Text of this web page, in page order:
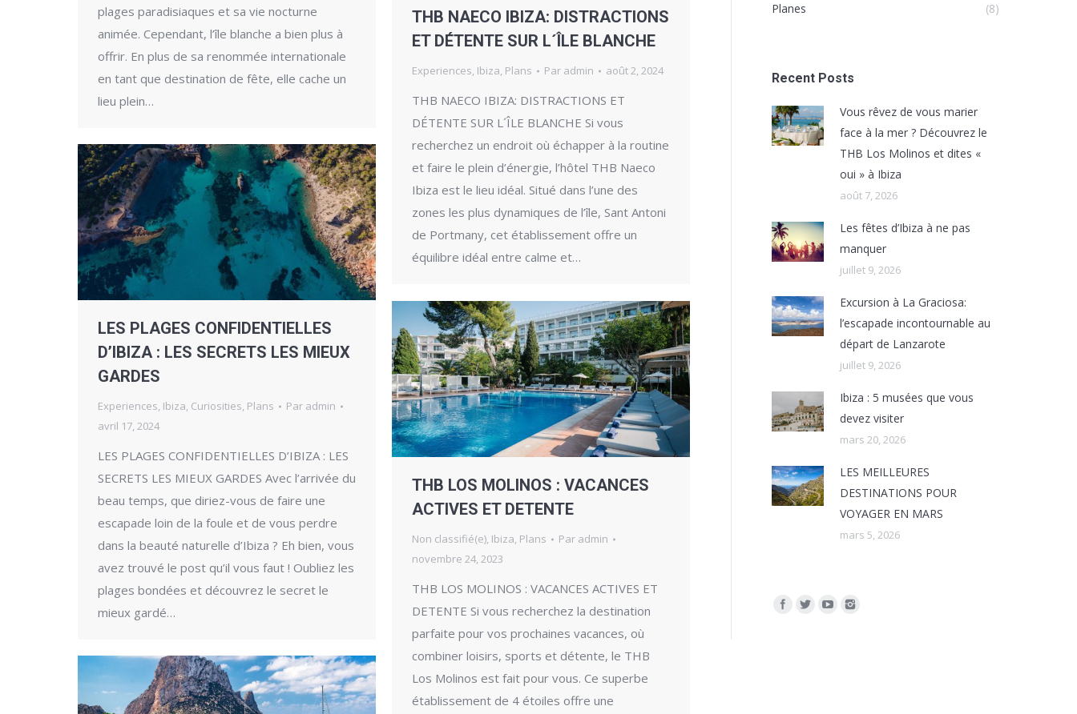
plages paradisiaques et sa vie nocturne
animée. Cependant, l’île blanche a bien plus à
offrir. En plus de sa renommée internationale
en tant que destination de fête, elle cache un
lieu plein…
THB NAECO IBIZA: DISTRACTIONS
ET DÉTENTE SUR L´ÎLE BLANCHE
Experiences, Ibiza, Plans Par admin août 2, 2024
THB NAECO IBIZA: DISTRACTIONS ET
DÉTENTE SUR L´ÎLE BLANCHE Si vous
recherchez un endroit où échapper à la routine
et faire le plein d’énergie, l’hôtel THB Naeco
Ibiza est le lieu idéal. Situé dans l’une des
zones les plus dynamiques de l’île, Sant Antoni
de Portmany, cet établissement offre un
équilibre idéal entre calme et…
LES PLAGES CONFIDENTIELLES
D’IBIZA : LES SECRETS LES MIEUX
GARDES
Experiences, Ibiza, Curiosities, Plans Par admin
avril 17, 2024
LES PLAGES CONFIDENTIELLES D’IBIZA : LES
SECRETS LES MIEUX GARDES Avec l’arrivée du
beau temps, que diriez-vous de faire une
escapade loin de la foule et de vous perdre
dans la beauté naturelle d’Ibiza ? Eh bien, vous
avez trouvé le post qu’il vous faut ! Oubliez les
plages bondées et découvrez le secret le
mieux gardé…
THB LOS MOLINOS : VACANCES
ACTIVES ET DETENTE
Non classifié(e), Ibiza, Plans Par admin
novembre 24, 2023
THB LOS MOLINOS : VACANCES ACTIVES ET
DETENTE Si vous recherchez la destination
parfaite pour vos prochaines vacances, où
combiner loisirs, sports et détente, le THB
Los Molinos est fait pour vous. Ce superbe
établissement de 4 étoiles offre une
Planes
(8)
Recent Posts
Vous rêvez de vous marier
face à la mer ? Découvrez le
THB Los Molinos et dites «
oui » à Ibiza
août 7, 2026
Les fêtes d’Ibiza à ne pas
manquer
juillet 9, 2026
Excursion à La Graciosa:
l’escapade incontournable au
départ de Lanzarote
juillet 9, 2026
Ibiza : 5 musées que vous
devez visiter
mars 20, 2026
LES MEILLEURES
DESTINATIONS POUR
VOYAGER EN MARS
mars 5, 2026
Trouvez nous sur :